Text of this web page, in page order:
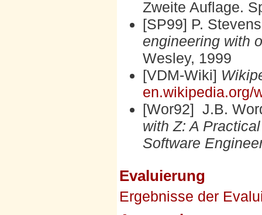
Zweite Auflage.
[SP99] P.
engineering with
Wesley, 1999
[VDM-Wiki]
en.wikipedia.org/
[Wor92] J.B.
with Z: A
Software
Evaluierung
Ergebnisse der